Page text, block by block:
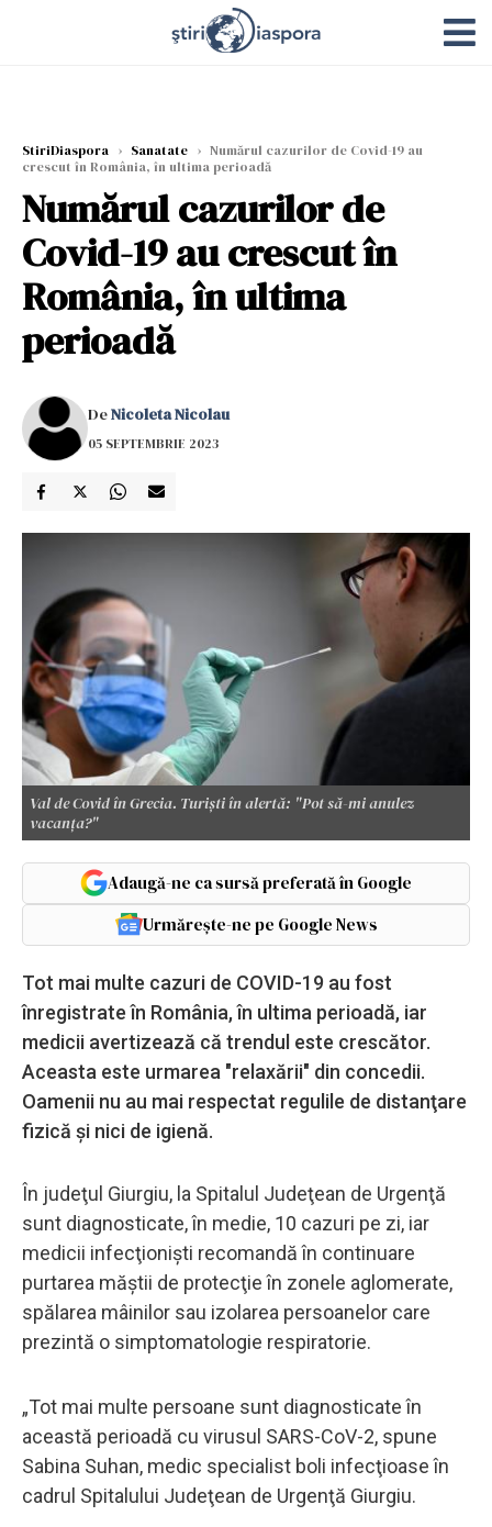
StiriDiaspora › Sanatate › Numărul cazurilor de Covid-19 au
crescut în România, în ultima perioadă
Numărul cazurilor de
Covid-19 au crescut în
România, în ultima
perioadă
DeNicoleta Nicolau
05 SEPTEMBRIE 2023
Val de Covid în Grecia. Turiști în alertă: "Pot să-mi anulez
vacanța?"
Adaugă-ne ca sursă preferată în Google
Urmărește-ne pe Google News
Tot mai multe cazuri de COVID-19 au fost
înregistrate în România, în ultima perioadă, iar
medicii avertizează că trendul este crescător.
Aceasta este urmarea "relaxării" din concedii.
Oamenii nu au mai respectat regulile de distanţare
fizică şi nici de igienă.
În judeţul Giurgiu, la Spitalul Judeţean de Urgenţă
sunt diagnosticate, în medie, 10 cazuri pe zi, iar
medicii infecţionişti recomandă în continuare
purtarea măştii de protecţie în zonele aglomerate,
spălarea mâinilor sau izolarea persoanelor care
prezintă o simptomatologie respiratorie.
„Tot mai multe persoane sunt diagnosticate în
această perioadă cu virusul SARS-CoV-2, spune
Sabina Suhan, medic specialist boli infecţioase în
cadrul Spitalului Judeţean de Urgenţă Giurgiu.